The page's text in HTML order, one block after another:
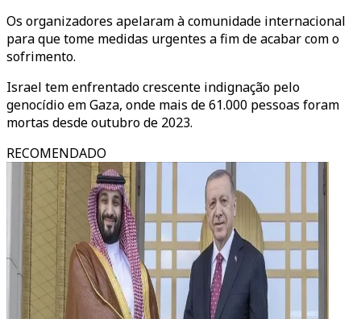
Os organizadores apelaram à comunidade internacional
para que tome medidas urgentes a fim de acabar com o
sofrimento.
Israel tem enfrentado crescente indignação pelo
genocídio em Gaza, onde mais de 61.000 pessoas foram
mortas desde outubro de 2023.
RECOMENDADO